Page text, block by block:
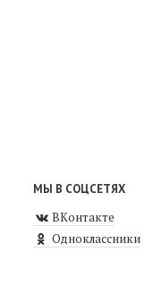
МЫ В СОЦСЕТЯХ
ВКонтакте
Одноклассники